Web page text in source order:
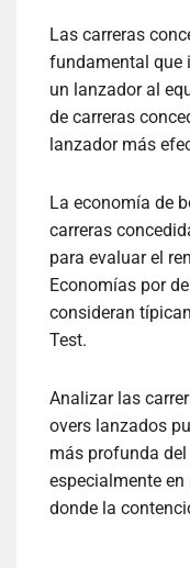
Las carreras
fundamental que
un lanzador al
de carreras
lanzador más
La economía de
carreras
para evaluar el
Economías por
consideran
Test.
Analizar las
overs lanzados
más profunda
especialmente
donde la